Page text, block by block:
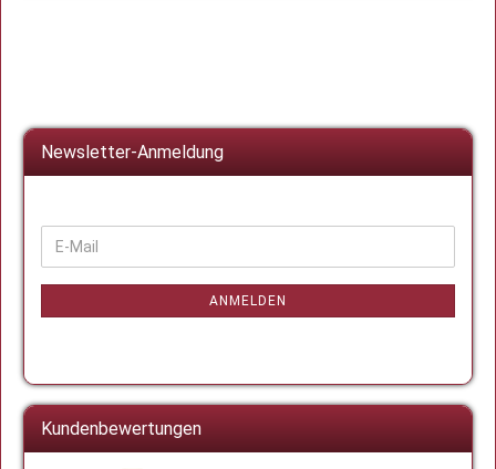
Newsletter-Anmeldung
WEITER
ZUR
NEWSLETTER-
E-
Mail
ANMELDEN
Kundenbewertungen